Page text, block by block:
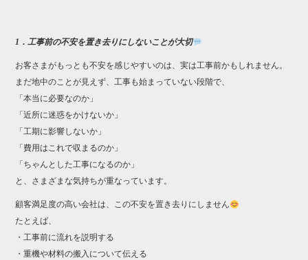
1．工事前の不安を置き去りにしないことが大切
お客さまがもっとも不安を感じやすいのは、実は工事前かもしれません。
まだ地中のことが見えず、工事も始まっていない段階で、
「本当に必要なのか」
「近所に迷惑をかけないか」
「工期に影響しないか」
「費用はこれで収まるのか」
「ちゃんとした工事になるのか」
と、さまざまな気持ちが重なっています。
顧客満足度の高い会社は、この不安を置き去りにしません
たとえば、
・工事前に流れを説明する
・重機や材料の搬入について伝える